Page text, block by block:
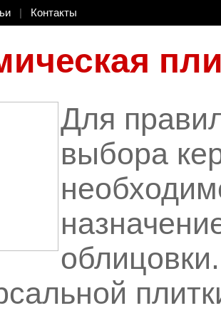
Контакты
Для
выбора